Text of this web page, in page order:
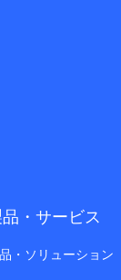
・サービス
・ソリューション